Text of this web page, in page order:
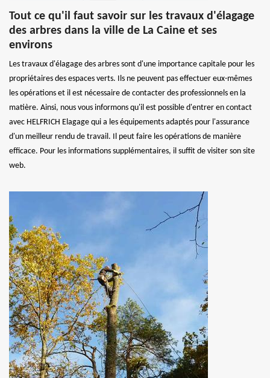
Tout ce qu'il faut savoir sur les travaux d'élagage
des arbres dans la ville de La Caine et ses
environs
Les travaux d'élagage des arbres sont d'une importance capitale pour les
propriétaires des espaces verts. Ils ne peuvent pas effectuer eux-mêmes
les opérations et il est nécessaire de contacter des professionnels en la
matière. Ainsi, nous vous informons qu'il est possible d'entrer en contact
avec HELFRICH Elagage qui a les équipements adaptés pour l'assurance
d'un meilleur rendu de travail. Il peut faire les opérations de manière
efficace. Pour les informations supplémentaires, il suffit de visiter son site
web.